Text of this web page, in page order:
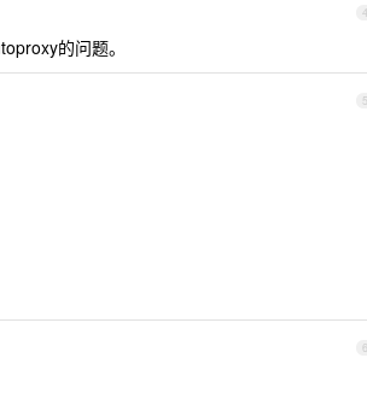
4
的问题。
5
6